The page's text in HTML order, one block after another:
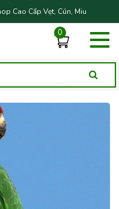
Cao Cấp Vẹt, Cún, Miu
0